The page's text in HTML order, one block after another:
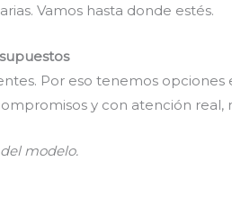
Vamos hasta donde estés.
Por eso tenemos
y con atención real,
modelo.